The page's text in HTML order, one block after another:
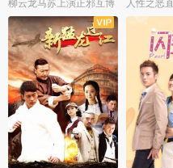
柳云龙马苏上演正邪互博 人性之恶
全36集
全37集